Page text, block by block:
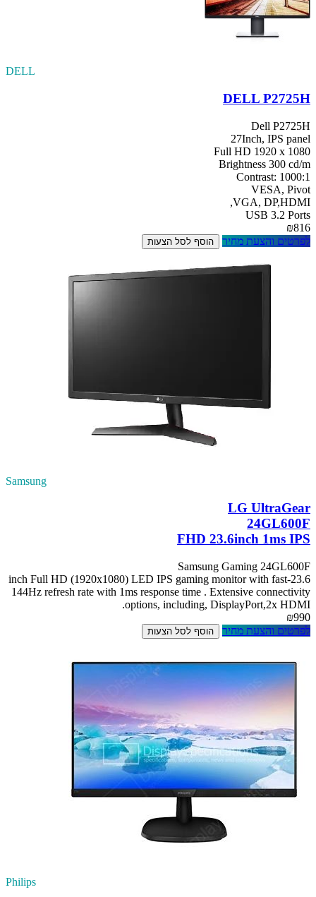
DELL
DELL P2725H
Dell P2725H
27Inch, IPS panel
Full HD 1920 x 1080
Brightness 300 cd/m
Contrast: 1000:1
VESA, Pivot
VGA, DP,HDMI,
USB 3.2 Ports
₪816
לפרטים והצעת מחיר
הוסף לסל הצעות
Samsung
LG UltraGear
24GL600F
FHD 23.6inch 1ms IPS
Samsung Gaming 24GL600F
23.6-inch Full HD (1920x1080) LED IPS gaming monitor with fast
144Hz refresh rate with 1ms response time . Extensive connectivity
options, including, DisplayPort,2x HDMI.
₪990
לפרטים והצעת מחיר
הוסף לסל הצעות
Philips